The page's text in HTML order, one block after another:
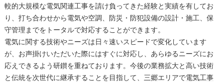
較的大規模な電気関連工事を請け負ってきた経験と実績を有してお
り、打ち合わせから電気や空調、防災・防犯設備の設計・施工、保
守管理までをトータルで対応することができます。
電気に関する技術やニーズは日々速いスピードで変化しています
が、お声掛けいただいた際にはすぐに対応し、あらゆるニーズにお
応えできるよう研鑚を重ねております。今後の業務拡大と高い技術
と伝統を次世代に継承することを目指して、 三郷エリアで電気工事